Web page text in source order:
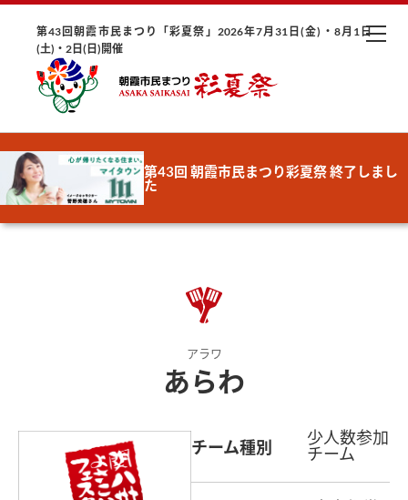
第43回朝霞市民まつり「彩夏祭」2026年7月31日(金)・8月1日
(土)・2日(日)開催
第43回 朝霞市民まつり彩夏祭 終了しまし
た
アラワ
あらわ
チーム種別
少人数参加
チーム